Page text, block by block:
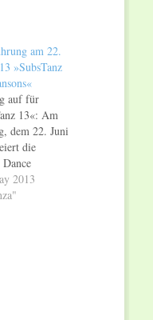
am 22.
»SubsTanz
auf für
13«: Am
dem 22. Juni
die
Ballett des
2013